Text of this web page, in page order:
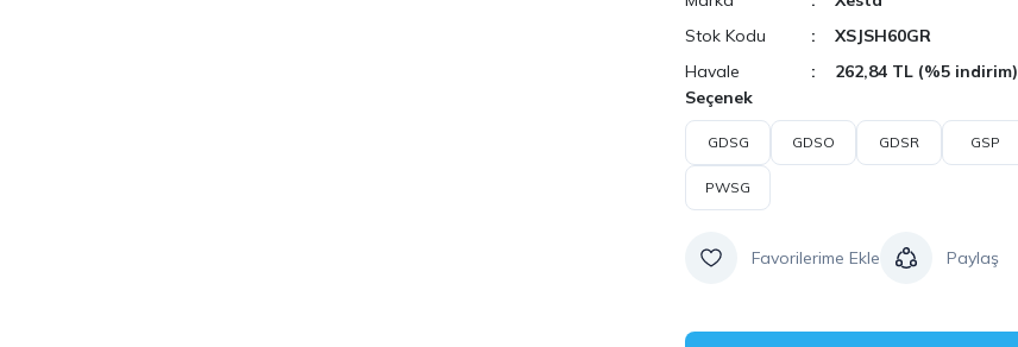
Stok Kodu
XSJSH60GR
Havale
262,84 TL (%5 indirim)
Seçenek
GDSG GDSO GDSR GSP
PWSG
Paylaş